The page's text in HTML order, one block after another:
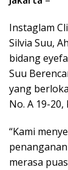
Instaglam
Silvia Suu,
bidang
Suu
yang
No. A 19-
“Kami
merasa